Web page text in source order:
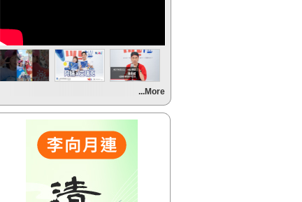
(南部)
流行最前線
【Next】
【HitFm正在進行】
(宜蘭)
...More